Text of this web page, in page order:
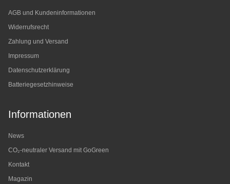
AGB und Kundeninformationen
Widerrufsrecht
Zahlung und Versand
Impressum
Datenschutzerklärung
Batteriegesetzhinweise
Informationen
News
CO₂-neutraler Versand mit GoGreen
Kontakt
Magazin